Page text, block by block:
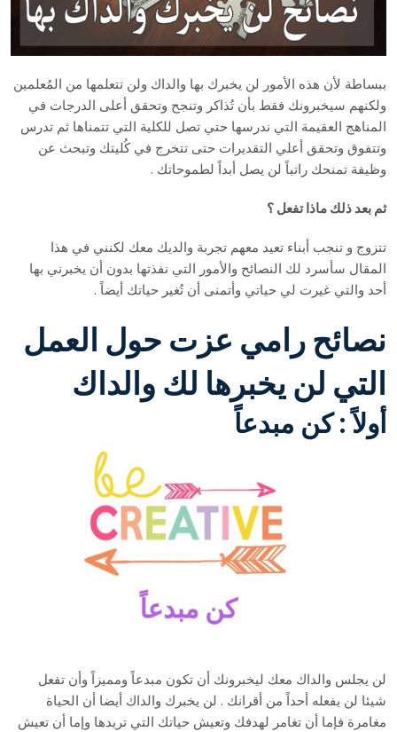
ببساطة لأن هذه الأمور لن يخبرك بها والداك ولن تتعلمها من المُعلمين
ولكنهم سيخبرونك فقط بأن تُذاكر وتنجح وتحقق أعلى الدرجات في
المناهج العقيمة التي ندرسها حتي تصل للكلية التي تتمناها ثم تدرس
وتتفوق وتحقق أعلي التقديرات حتى تتخرج في كُليتك وتبحث عن
وظيفة تمنحك راتباً لن يصل أبداً لطموحاتك .
ثم بعد ذلك ماذا تفعل ؟
تتزوج و تنجب أبناء تعيد معهم تجربة والديك معك لكنني في هذا
المقال سأسرد لك النصائح والأمور التي نفذتها بدون أن يخبرني بها
أحد والتي غيرت لي حياتي وأتمنى أن تُغير حياتك أيضاً .
نصائح رامي عزت حول العمل
التي لن يخبرها لك والداك
أولاً : كن مبدعاً
لن يجلس والداك معك ليخبرونك أن تكون مبدعاً ومميزاً وأن تفعل
شيئا لن يفعله أحداً من أقرانك . لن يخبرك والداك أيضا أن الحياة
مغامرة فإما أن تغامر لهدفك وتعيش حياتك التي تريدها وإما أن تعيش